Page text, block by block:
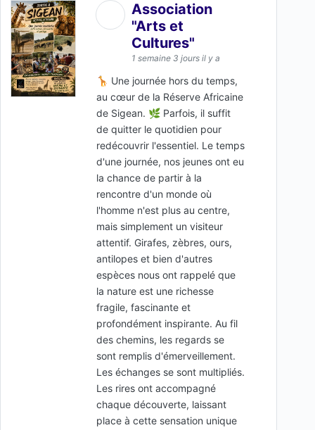
Association
"Arts et
Cultures"
1 semaine 3 jours il y a
🦒 Une journée hors du temps,
au cœur de la Réserve Africaine
de Sigean. 🌿 Parfois, il suffit
de quitter le quotidien pour
redécouvrir l'essentiel. Le temps
d'une journée, nos jeunes ont eu
la chance de partir à la
rencontre d'un monde où
l'homme n'est plus au centre,
mais simplement un visiteur
attentif. Girafes, zèbres, ours,
antilopes et bien d'autres
espèces nous ont rappelé que
la nature est une richesse
fragile, fascinante et
profondément inspirante. Au fil
des chemins, les regards se
sont remplis d'émerveillement.
Les échanges se sont multipliés.
Les rires ont accompagné
chaque découverte, laissant
place à cette sensation unique